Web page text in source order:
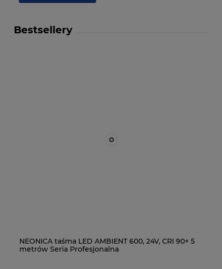
Bestsellery
NEONICA taśma LED AMBIENT 600, 24V, CRI 90+ 5
metrów Seria Profesjonalna